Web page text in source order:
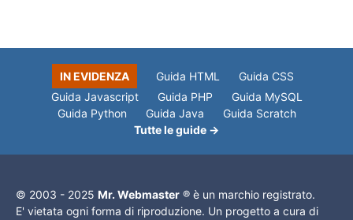
IN EVIDENZA Guida HTML
Guida CSS
Guida Javascript
Guida PHP
Guida MySQL
Guida Python
Guida Java
Guida Scratch
Tutte le guide →
© 2003 - 2025 Mr. Webmaster ® è un marchio registrato.
E' vietata ogni forma di riproduzione. Un progetto a cura di